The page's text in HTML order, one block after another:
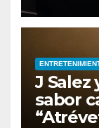
J
sabor